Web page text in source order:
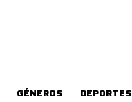
GÉNEROS DEPORTES